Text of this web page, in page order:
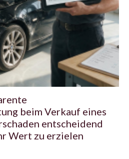
beim Verkauf eines
entscheidend
Wert zu erzielen